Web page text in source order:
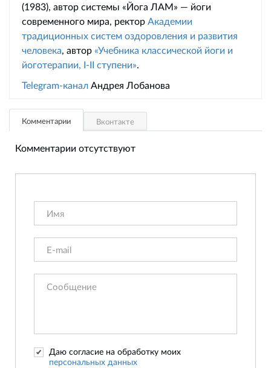
(1983), автор системы «Йога ЛАМ» — йоги
современного мира, ректор Академии
традиционных систем оздоровления и развития
человека, автор «Учебника классической йоги и
йоготерапии, I-II ступени».
Telegram-канал Андрея Лобанова
Комментарии Вконтакте
Комментарии отсутствуют
Даю согласие на обработку моих
персональных данных